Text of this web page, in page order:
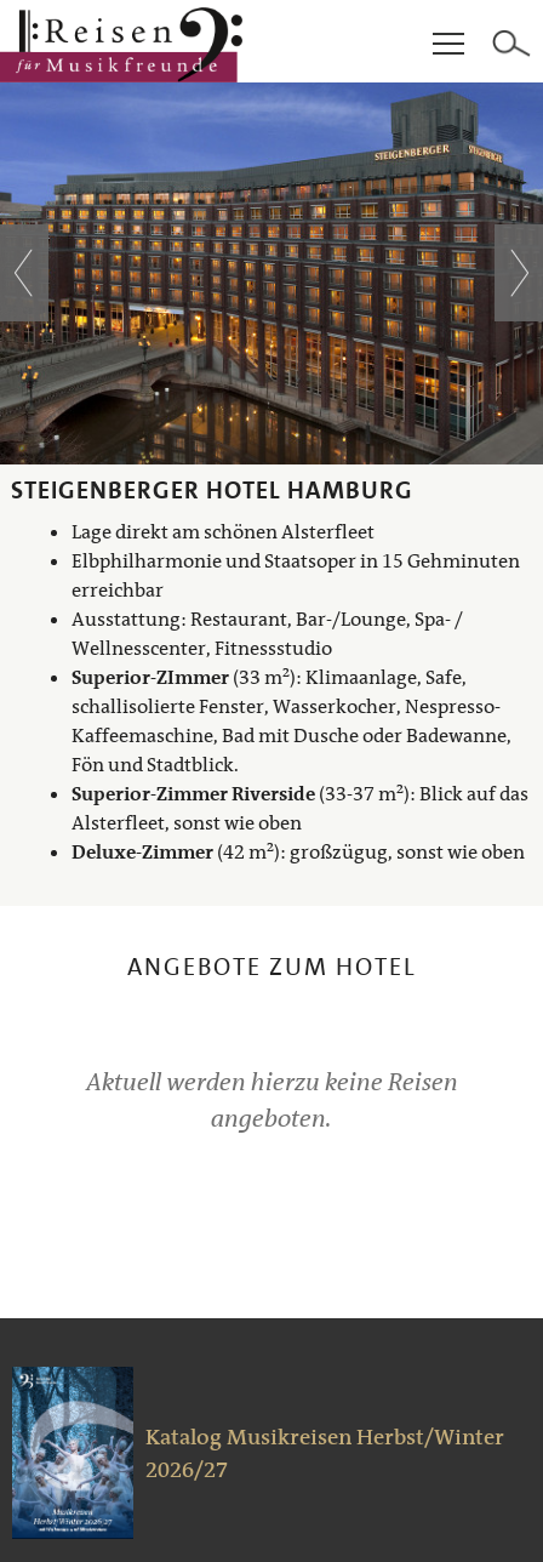
Hauptinhalt Fußzeile Cookie-Einstellungen
STEIGENBERGER HOTEL HAMBURG
Lage direkt am schönen Alsterfleet
Elbphilharmonie und Staatsoper in 15 Gehminuten
erreichbar
Ausstattung: Restaurant, Bar-/Lounge, Spa- /
Wellnesscenter, Fitnessstudio
Superior-ZImmer(33 m²): Klimaanlage, Safe,
schallisolierte Fenster, Wasserkocher, Nespresso-
Kaffeemaschine, Bad mit Dusche oder Badewanne,
Fön und Stadtblick.
Superior-ZimmerRiverside(33-37 m²): Blick auf das
Alsterfleet, sonst wie oben
Deluxe-Zimmer(42 m²): großzügug, sonst wie oben
ANGEBOTE ZUM HOTEL
Aktuell werden hierzu keine Reisen
angeboten.
Katalog Musikreisen Herbst/Winter
2026/27